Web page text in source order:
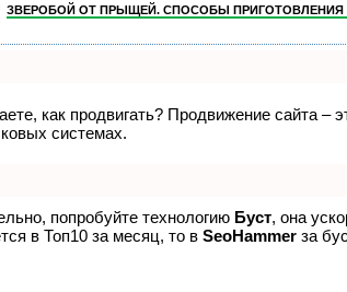
ЗВЕРОБОЙ ОТ ПРЫЩЕЙ. СПОСОБЫ ПРИГОТОВЛЕНИЯ
как продвигать? Продвижение сайта
системах.
попробуйте технологию Буст, она
в Топ10 за месяц, то в SeoHammer за